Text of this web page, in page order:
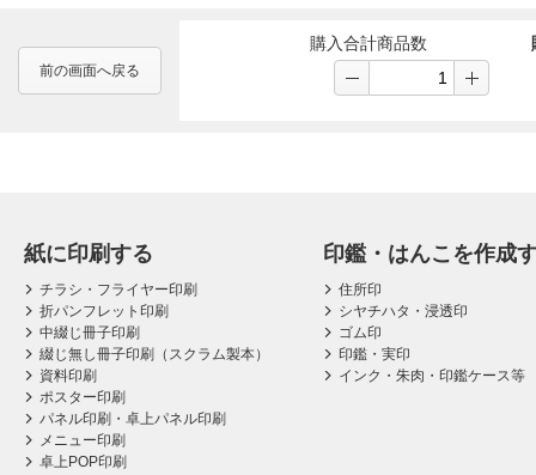
前の画面へ戻る
購入合計商品数
紙に印刷する
チラシ・フライヤー印刷
折パンフレット印刷
中綴じ冊子印刷
綴じ無し冊子印刷（スクラム製本）
資料印刷
ポスター印刷
パネル印刷・卓上パネル印刷
メニュー印刷
卓上POP印刷
印鑑・はんこを作成
住所印
シヤチハタ・浸透印
ゴム印
印鑑・実印
インク・朱肉・印鑑ケース等